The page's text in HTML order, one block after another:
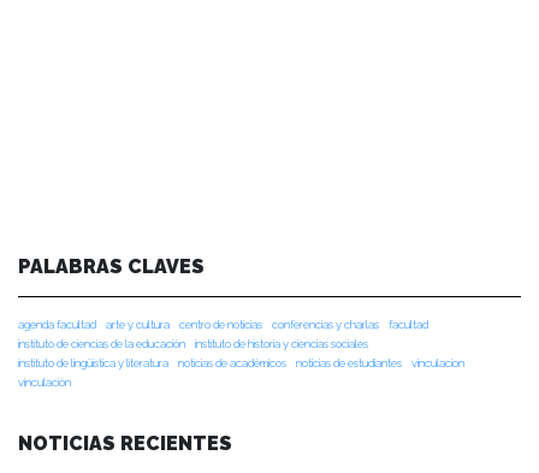
PALABRAS CLAVES
agenda facultad arte y cultura centro de noticias conferencias y charlas
facultad
instituto de ciencias de la educación
instituto de historia y ciencias sociales
instituto de lingüística y literatura
noticias de académicos noticias de estudiantes
vinculacion
vinculación
NOTICIAS RECIENTES